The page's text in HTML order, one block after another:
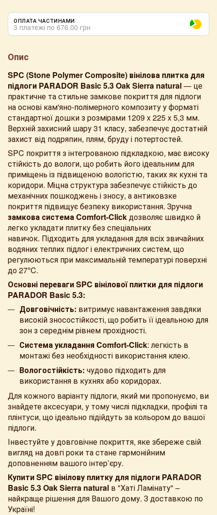
ОПЛАТА ЧАСТИНАМИ
3 платежі по 676.00 грн
Опис
SPC (Stone Polymer Composite) вінілова плитка для
підлоги PARADOR Basic 5.3 Oak Sierra natural— це
практичне та стильне замкове покриття для підлоги
на основі кам'яно-полімерного композиту у форматі
стандартної дошки з розмірами 1209 x 225 x 5,3 мм.
Верхній захисний шару 31 класу, забезпечує достатній
захист від подряпин, плям, бруду і потертостей.
SPC покриття з інтегрованою підкладкою, має високу
стійкість до вологи, що робить його ідеальним для
приміщень із підвищеною вологістю, таких як кухні та
коридори. Міцна структура забезпечує стійкість до
механічних пошкоджень і зносу, а антиковзке
покриття підвищує безпеку використання. Зручна
замкова система Comfort-Click дозволяє швидко й
легко укладати плитку без спеціальних
навичок. Підходить для укладання для всіх звичайних
водяних теплих підлог і електричних систем, що
регулюються при максимальній температурі поверхні
до 27°C.
Основні переваги SPC вінілової плитки для підлоги
PARADOR Basic 5.3:
Довговічність: витримує навантаження завдяки
високій зносостійкості, що робить її ідеальною для
зон з середнім рівнем прохідності.
Система укладанняComfort-Click: легкість в
монтажі без необхідності використання клею.
Вологостійкість: чудово підходить для
використання в кухнях або коридорах.
Для кожного варіанту підлоги, який ми пропонуємо, ви
знайдете аксесуари, у тому числі підкладки, профілі та
плінтуси, що ідеально підійдуть за кольором до вашої
підлоги.
Інвестуйте у довговічне покриття, яке збереже свій
вигляд на довгі роки та стане гармонійним
доповненням вашого інтер’єру.
Купити SPC вінілову плитку для підлоги PARADOR
Basic 5.3 Oak Sierra natural в "Хаті Ламінату" –
найкраще рішення для Вашого дому. З доставкою по
Україні!